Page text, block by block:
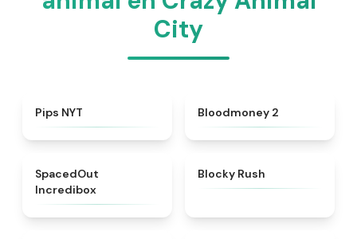
City
Pips NYT Bloodmoney 2
SpacedOut
Incredibox
Blocky Rush